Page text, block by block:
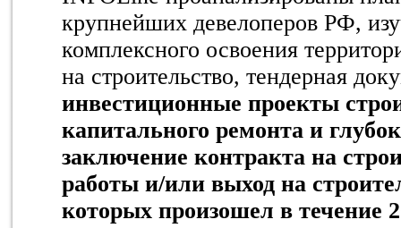
крупнейших девелоперов РФ,
комплексного освоения
на строительство, тендерная
инвестиционные проекты
капитального ремонта и
заключение контракта на
работы и/или выход на
которых произошел в течение